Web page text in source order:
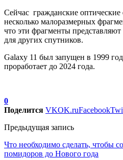
Сейчас гражданские оптические
несколько малоразмерных
что эти фрагменты
для других спутников.
Galaxy 11 был запущен в 1999
проработает до 2024 года.
0
Поделится VKOK.ruFacebook
Предыдущая запись
Что необходимо сделать, чтобы
помидоров до Нового года